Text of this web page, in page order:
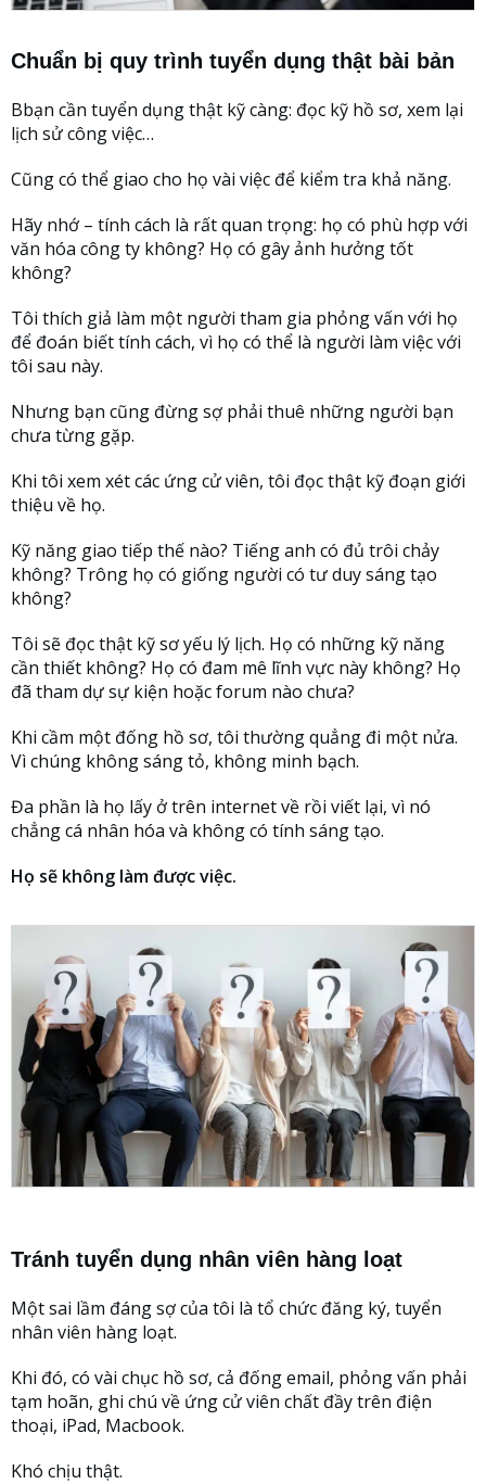
Chuẩn bị quy trình tuyển dụng thật bài bản
Bbạn cần tuyển dụng thật kỹ càng: đọc kỹ hồ sơ, xem lại
lịch sử công việc…
Cũng có thể giao cho họ vài việc để kiểm tra khả năng.
Hãy nhớ – tính cách là rất quan trọng: họ có phù hợp với
văn hóa công ty không? Họ có gây ảnh hưởng tốt
không?
Tôi thích giả làm một người tham gia phỏng vấn với họ
để đoán biết tính cách, vì họ có thể là người làm việc với
tôi sau này.
Nhưng bạn cũng đừng sợ phải thuê những người bạn
chưa từng gặp.
Khi tôi xem xét các ứng cử viên, tôi đọc thật kỹ đoạn giới
thiệu về họ.
Kỹ năng giao tiếp thế nào? Tiếng anh có đủ trôi chảy
không? Trông họ có giống người có tư duy sáng tạo
không?
Tôi sẽ đọc thật kỹ sơ yếu lý lịch. Họ có những kỹ năng
cần thiết không? Họ có đam mê lĩnh vực này không? Họ
đã tham dự sự kiện hoặc forum nào chưa?
Khi cầm một đống hồ sơ, tôi thường quẳng đi một nửa.
Vì chúng không sáng tỏ, không minh bạch.
Đa phần là họ lấy ở trên internet về rồi viết lại, vì nó
chẳng cá nhân hóa và không có tính sáng tạo.
Họ sẽ không làm được việc.
Tránh tuyển dụng nhân viên hàng loạt
Một sai lầm đáng sợ của tôi là tổ chức đăng ký, tuyển
nhân viên hàng loạt.
Khi đó, có vài chục hồ sơ, cả đống email, phỏng vấn phải
tạm hoãn, ghi chú về ứng cử viên chất đầy trên điện
thoại, iPad, Macbook.
Khó chịu thật.